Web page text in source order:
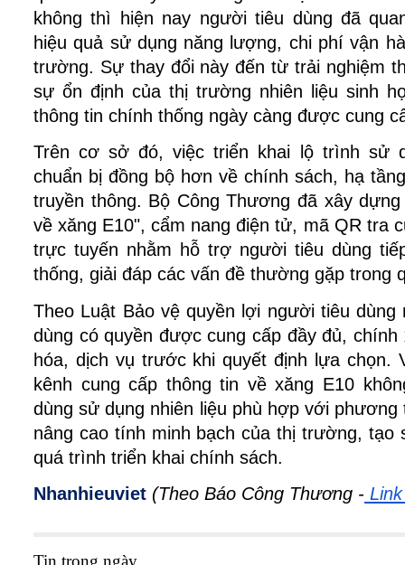
không thì hiện nay người tiêu dùng đã
hiệu quả sử dụng năng lượng, chi phí vận
trường. Sự thay đổi này đến từ trải nghiệm
sự ổn định của thị trường nhiên liệu sinh
thông tin chính thống ngày càng được cung
Trên cơ sở đó, việc triển khai lộ trình sử
chuẩn bị đồng bộ hơn về chính sách, hạ
truyền thông. Bộ Công Thương đã xây
về xăng E10", cẩm nang điện tử, mã QR tra
trực tuyến nhằm hỗ trợ người tiêu dùng
thống, giải đáp các vấn đề thường gặp trong
Theo Luật Bảo vệ quyền lợi người tiêu dùng
dùng có quyền được cung cấp đầy đủ, chính
hóa, dịch vụ trước khi quyết định lựa chọn.
kênh cung cấp thông tin về xăng E10
dùng sử dụng nhiên liệu phù hợp với phương
nâng cao tính minh bạch của thị trường, tạo
quá trình triển khai chính sách.
Nhanhieuviet (Theo Báo Công Thương -
Tin trong ngày